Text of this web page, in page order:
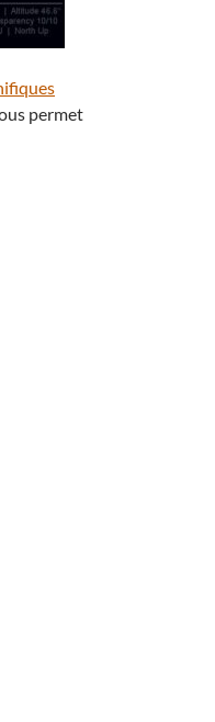
permet
ses étonnants paysages